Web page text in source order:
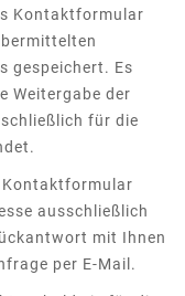
Kontaktformular
gespeichert. Es
Weitergabe der
für die
Kontaktformular
ausschließlich
mit Ihnen
per E-Mail.